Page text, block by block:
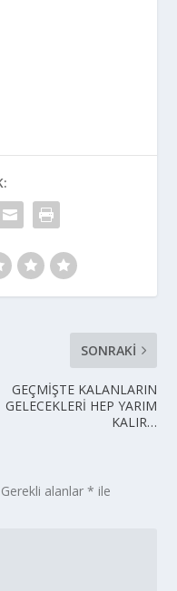
SONRAKI
GEÇMİŞTE KALANLARIN
GELECEKLERİ HEP YARIM
KALIR…
Gerekli alanlar* ile